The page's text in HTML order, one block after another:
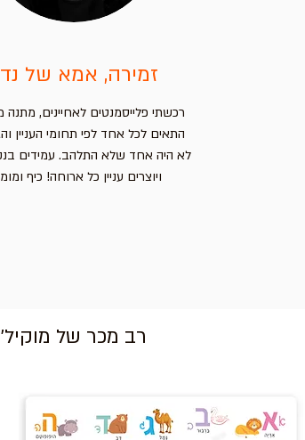
זמירה, אמא של
רכשתי פלייסמנטים לאחיינים,
התאים לכל אחד לפי תחומי העניין
לא היה אחד שלא התלהב. עמידים
ויוצרים עניין כל ארוחה! כיף
רב מכר של